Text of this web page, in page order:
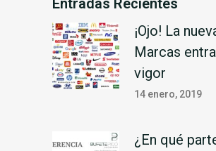
¡Ojo! La
Marcas
vigor
14 enero, 2019
¿En qué